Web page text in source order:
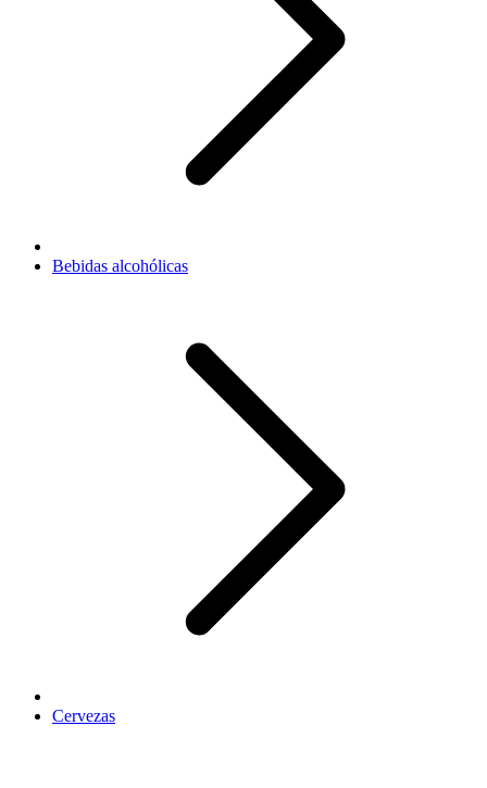
Bebidas alcohólicas
Cervezas